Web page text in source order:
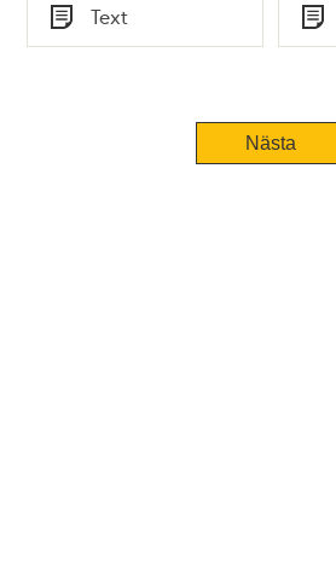
Tid
Typ
Text Tid
Typ
TidigareNästa